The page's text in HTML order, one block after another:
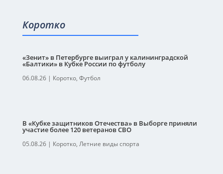
Коротко
«Зенит» в Петербурге выиграл у калининградской
«Балтики» в Кубке России по футболу
06.08.26| Коротко, Футбол
В «Кубке защитников Отечества» в Выборге приняли
участие более 120 ветеранов СВО
05.08.26| Коротко, Летние виды спорта